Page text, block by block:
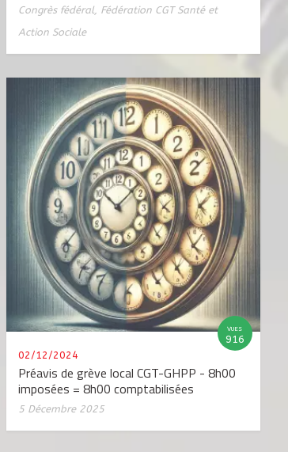
Congrès fédéral, Fédération CGT Santé et
Action Sociale
02/12/2024
Préavis de grève local CGT-GHPP - 8h00
imposées = 8h00 comptabilisées
5 Décembre 2025
VUES
916